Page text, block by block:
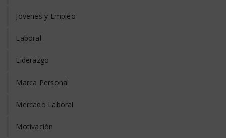
Jovenes y Empleo
Laboral
Liderazgo
Marca Personal
Mercado Laboral
Motivación